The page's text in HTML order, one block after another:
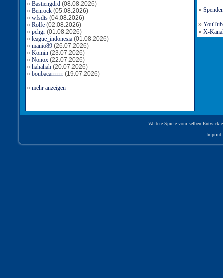
» Bastiengdrd (08.08.2026)
» Benrock (05.08.2026)
» wfsdts (04.08.2026)
» Rolfe (02.08.2026)
» pchgr (01.08.2026)
» league_indonesia (01.08.2026)
» manio89 (26.07.2026)
» Komin (23.07.2026)
» Nonox (22.07.2026)
» hahahah (20.07.2026)
» boubacarrrrrr (19.07.2026)
» mehr anzeigen
» Spenden
»
» X-
Weitere Spiele vom selben
Imprint